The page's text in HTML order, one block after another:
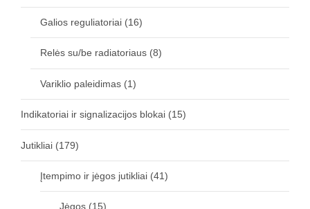
Galios reguliatoriai (16)
Relės su/be radiatoriaus (8)
Variklio paleidimas (1)
Indikatoriai ir signalizacijos blokai (15)
Jutikliai (179)
Įtempimo ir jėgos jutikliai (41)
Jėgos (15)